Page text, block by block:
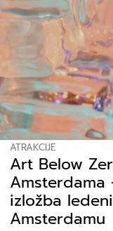
ATRAKCIJE
Art Below
Amsterdama
izložba
Amsterdamu